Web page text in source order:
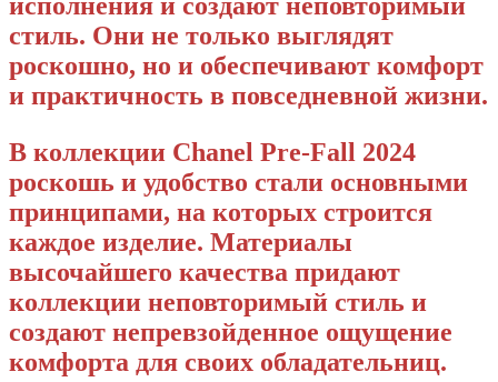
стиль. Они не только выглядят
роскошно, но и обеспечивают комфорт
и практичность в повседневной жизни.
В коллекции Chanel Pre-Fall 2024
роскошь и удобство стали основными
принципами, на которых строится
каждое изделие. Материалы
высочайшего качества придают
коллекции неповторимый стиль и
создают непревзойденное ощущение
комфорта для своих обладательниц.